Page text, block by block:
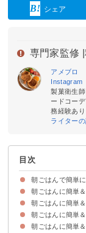
シェア
専門家監修 |
アメブロ
Instagram
製菓衛生
ードコー
務経験あ
ライター
目次
朝ごはんで簡単
朝ごはんに簡単
①お好み焼き
②キャベツと豚
③たぬき温奴
④なすとしめ
⑤鮭のごま焼
⑥ヘルシーなさ
⑦炒り豆腐【
⑧絹さやの卵
朝ごはんに簡単
①おにぎらず
②梅と卵の雑
③揚げ玉と塩昆
④サバの水煮缶
⑤煮込みあんか
⑥大葉味噌焼き
⑦明太子と塩
朝ごはんに簡単
①カニカマの
②けんちん汁
③豚肉と野菜
④落とし卵とほ
⑤ベーコン入
朝ごはんに簡単